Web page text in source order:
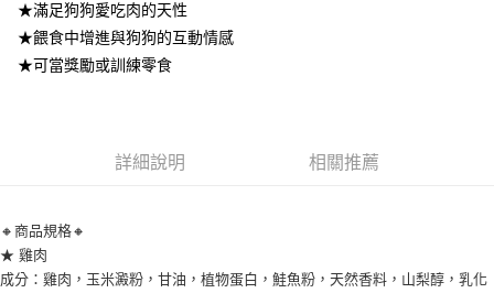
【關於「AFTEE先享後付」】
AFTEE先享後付是「在收到商品之後才付款」的支付方式。 讓您購物簡單
便利好安心！
１．簡單：不需註冊會員、不需綁卡、不需儲值。
【「AFTEE先享後付」結帳流程】
１．於結帳方式選擇「AFTEE先享後付」後，將跳轉至「AFTEE先享後付」
３．收到繳費通知簡訊後14天內，點擊此簡訊中的連結，可透過四大超商／
ATM／網路銀行／等多元方式進行付款，方視為交易完成。
※ 請注意：結帳手續完成當下不需立刻繳費，但若您需要取消訂單，請聯絡
ATM付款
每筆NT$110，滿NT$1,500(含以上)免運費
每筆NT$250
★滿足狗狗愛吃肉的天性
★餵食中增進與狗狗的互動情感
★可當獎勵或訓練零食
詳細說明 相關推薦
🔸商品規格🔸
★ 雞肉
成分：雞肉，玉米澱粉，甘油，植物蛋白，鮭魚粉，天然香料，山梨醇，乳化